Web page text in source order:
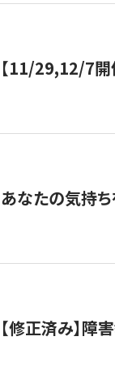
【11/29,12/7開
あなたの気持
【修正済み】